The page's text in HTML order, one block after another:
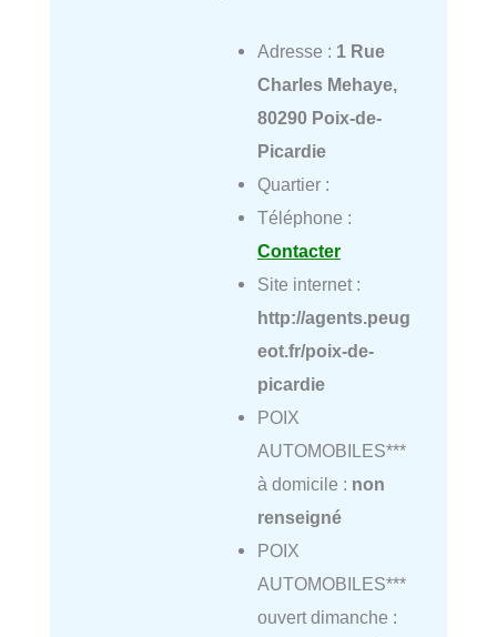
Adresse : 1 Rue
Charles Mehaye,
80290 Poix-de-
Picardie
Quartier :
Téléphone :
Contacter
Site internet :
http://agents.peug
eot.fr/poix-de-
picardie
POIX
AUTOMOBILES***
à domicile : non
renseigné
POIX
AUTOMOBILES***
ouvert dimanche :